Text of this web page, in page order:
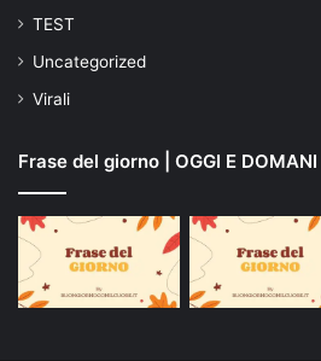
TEST
Uncategorized
Virali
Frase del giorno | OGGI E DOMANI